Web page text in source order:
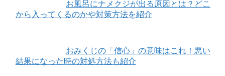
お風呂にナメクジが出る原因とは？どこ
から入ってくるのかや対策方法を紹介
おみくじの「信心」の意味はこれ！悪い
結果になった時の対処方法も紹介